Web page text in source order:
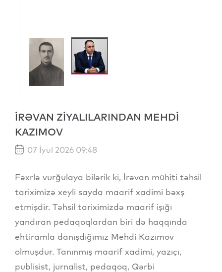
İRƏVAN ZİYALILARINDAN MEHDİ
KAZIMOV
07 İyul 2026 09:48
Fəxrlə vurğulaya bilərik ki, İrəvan mühiti təhsil
tariximizə xeyli sayda maarif xadimi bəxş
etmişdir. Təhsil tariximizdə maarif işığı
yandıran pedaqoqlardan biri də haqqında
ehtiramla danışdığımız Mehdi Kazımov
olmuşdur. Tanınmış maarif xadimi, yazıçı,
publisist, jurnalist, pedaqoq, Qərbi